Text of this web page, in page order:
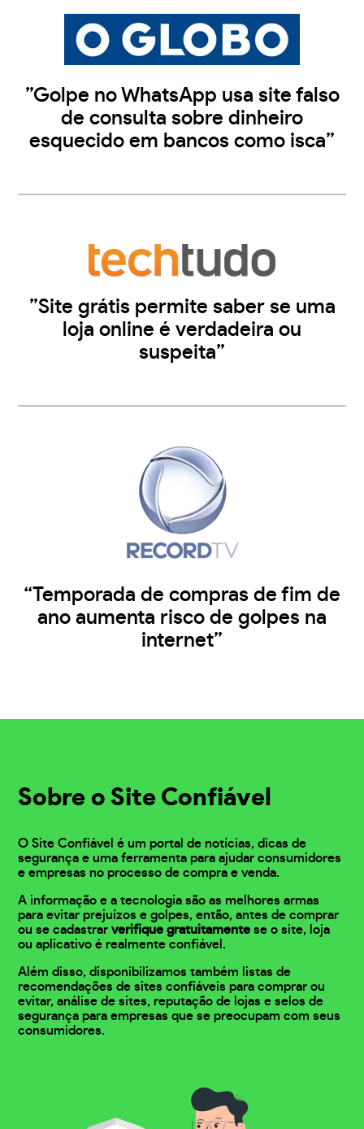
”Golpe no WhatsApp usa site falso
de consulta sobre dinheiro
esquecido em bancos como isca”
”Site grátis permite saber se uma
loja online é verdadeira ou
suspeita”
“Temporada de compras de fim de
ano aumenta risco de golpes na
internet”
Sobre o Site Confiável
O Site Confiável é um portal de notícias, dicas de
segurança e uma ferramenta para ajudar consumidores
e empresas no processo de compra e venda.
A informação e a tecnologia são as melhores armas
para evitar prejuízos e golpes, então, antes de comprar
ou se cadastrarverifique gratuitamente se o site, loja
ou aplicativo é realmente confiável.
Além disso, disponibilizamos também listas de
recomendações de sites confiáveis para comprar ou
evitar, análise de sites, reputação de lojas e selos de
segurança para empresas que se preocupam com seus
consumidores.